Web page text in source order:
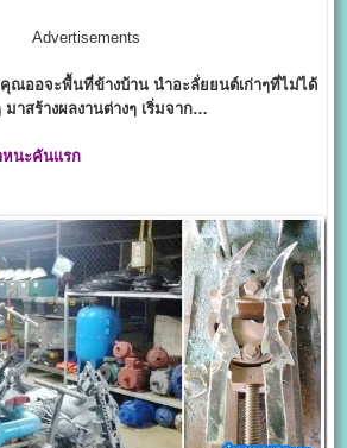
Advertisements
ณออจะพื้นที่ข้างบ้าน นำอะลั่ยยนต์เก่าๆที่ไม่ได้
มาสร้างผลงานต่างๆ เริ่มจาก…
นะคันแรก